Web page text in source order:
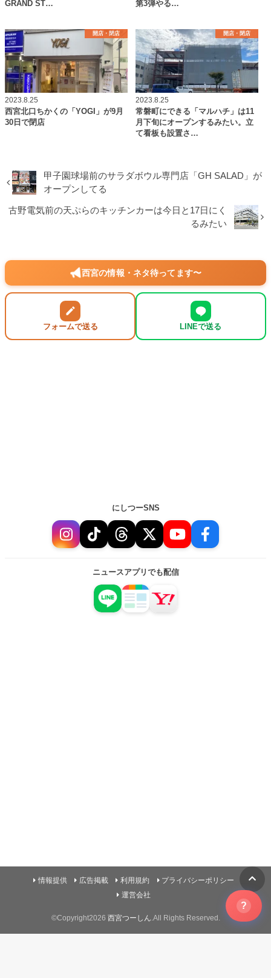
GRAND ST…
第3弾やる…
開店・閉店
2023.8.25
西宮北口ちかくの「YOGI」が9月
30日で閉店
開店・閉店
2023.8.25
常磐町にできる「マルハチ」は11
月下旬にオープンするみたい。立
て看板も設置さ…
甲子園球場前のサラダボウル専門店「GH SALAD」が
オープンしてる
古野電気前の天ぷらのキッチンカーは今日と17日にく
るみたい
西宮の情報・ネタ待ってます〜
フォームで送る LINEで送る
にしつーSNS
ニュースアプリでも配信
情報提供 広告掲載 利用規約
プライバシーポリシー
運営会社
©Copyright2026 西宮つーしん .All Rights Reserved.
?